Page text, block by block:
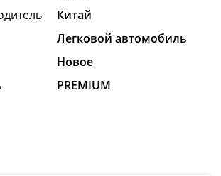
Китай
Легковой автомобиль
Hовое
PREMIUM